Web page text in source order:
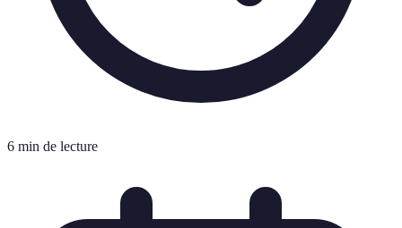
6 min de lecture